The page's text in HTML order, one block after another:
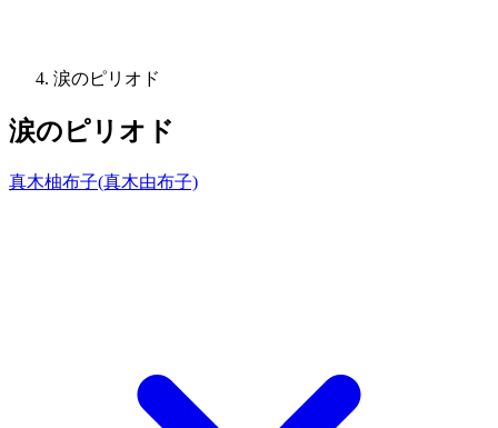
涙のピリオド
涙のピリオド
真木柚布子(真木由布子)